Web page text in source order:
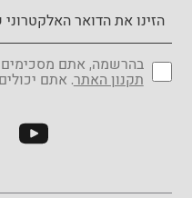
בהרשמה, אתם מסכימים
תקנון האתר. אתם